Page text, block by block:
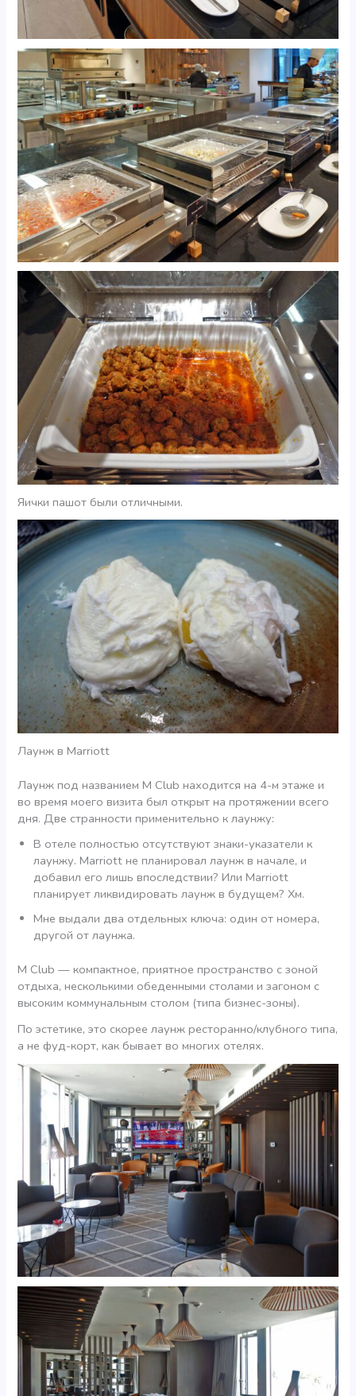
Яички пашот были отличными.
Лаунж в Marriott
Лаунж под названием M Club находится на 4-м этаже и
во время моего визита был открыт на протяжении всего
дня. Две странности применительно к лаунжу:
В отеле полностью отсутствуют знаки-указатели к
лаунжу. Marriott не планировал лаунж в начале, и
добавил его лишь впоследствии? Или Marriott
планирует ликвидировать лаунж в будущем? Хм.
Мне выдали два отдельных ключа: один от номера,
другой от лаунжа.
M Club — компактное, приятное пространство с зоной
отдыха, несколькими обеденными столами и загоном с
высоким коммунальным столом (типа бизнес-зоны).
По эстетике, это скорее лаунж ресторанно/клубного типа,
а не фуд-корт, как бывает во многих отелях.